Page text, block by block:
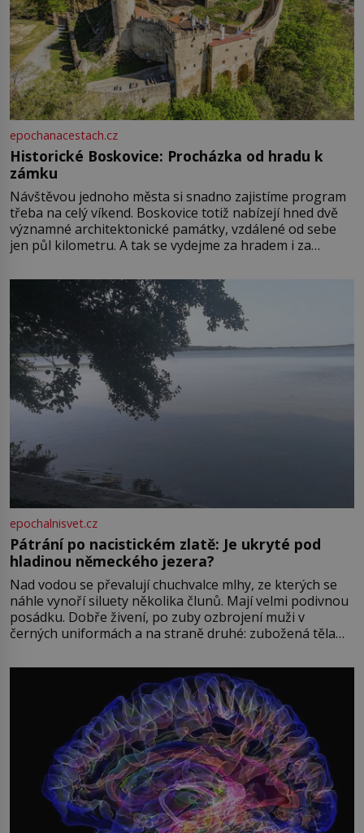
epochanacestach.cz
Historické Boskovice: Procházka od hradu k
zámku
Návštěvou jednoho města si snadno zajistíme program
třeba na celý víkend. Boskovice totiž nabízejí hned dvě
významné architektonické památky, vzdálené od sebe
jen půl kilometru. A tak se vydejme za hradem i za
Boskovice na okraji Drahanské vrchoviny vznikla někdy
ve13. století, a už v roce 1313 kronikáři zaznamenali
epochalnisvet.cz
Pátrání po nacistickém zlatě: Je ukryté pod
hladinou německého jezera?
Nad vodou se převalují chuchvalce mlhy, ze kterých se
náhle vynoří siluety několika člunů. Mají velmi podivnou
posádku. Dobře živení, po zuby ozbrojení muži v
černých uniformách a na straně druhé: zubožená těla
přízračná scéna znamená? Je jaro roku 1945, druhá
světová válka se chýlí ke konci. Jezero Stolpsee